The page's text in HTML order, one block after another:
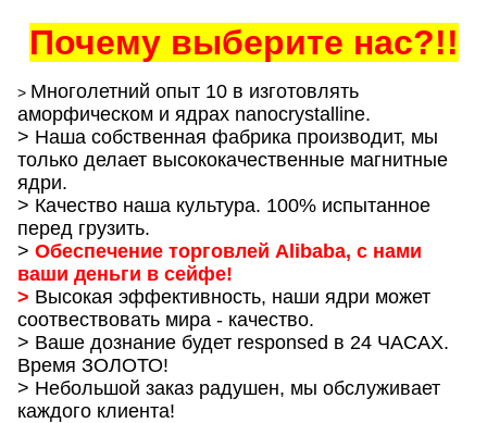
Почему выберите нас?!!
> Многолетний опыт 10 в изготовлять
аморфическом и ядрах nanocrystalline.
> Наша собственная фабрика производит, мы
только делает высококачественные магнитные
ядри.
> Качество наша культура. 100% испытанное
перед грузить.
> Обеспечение торговлей Alibaba, с нами
ваши деньги в сейфе!
> Высокая эффективность, наши ядри может
соотвествовать мира - качество.
> Ваше дознание будет responsed в 24 ЧАСАХ.
Время ЗОЛОТО!
> Небольшой заказ радушен, мы обслуживает
каждого клиента!